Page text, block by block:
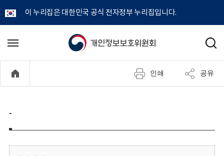
이 누리집은 대한민국 공식 전자정부 누리집입니다.
개
정
보
메
기
검
인쇄 공유
-